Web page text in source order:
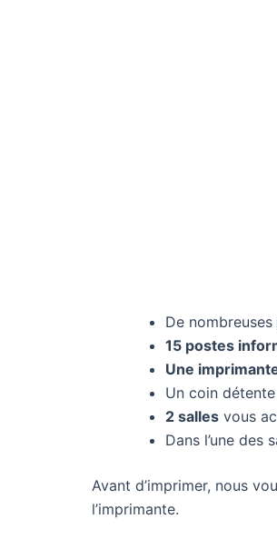
De nombreuses
15 postes
Une
Un coin
2 sallesvous
Dans l’une
Avant d’imprimer, nous
l’imprimante.